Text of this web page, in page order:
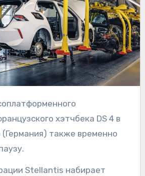
хэтчбека DS 4 в
также временно
Stellantis набирает